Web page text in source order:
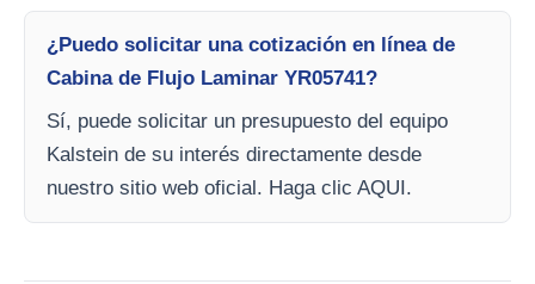
¿Puedo solicitar una cotización en línea de
Cabina de Flujo Laminar YR05741?
Sí, puede solicitar un presupuesto del equipo
Kalstein de su interés directamente desde
nuestro sitio web oficial. Haga clic AQUI.